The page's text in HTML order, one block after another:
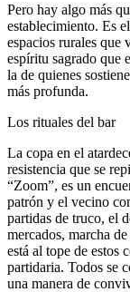
Pero hay algo más
establecimiento. Es
espacios rurales que
espíritu sagrado que
la de quienes
más profunda.
Los rituales del bar
La copa en el
resistencia que se
“Zoom”, es un
patrón y el vecino
partidas de truco, el
mercados, marcha
está al tope de estos
partidaria. Todos se
una manera de